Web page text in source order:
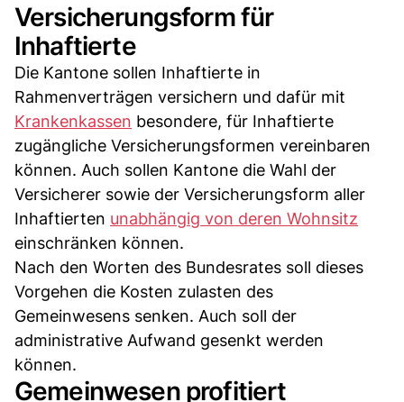
Versicherungsform für
Inhaftierte
Die Kantone sollen Inhaftierte in
Rahmenverträgen versichern und dafür mit
Krankenkassen besondere, für Inhaftierte
zugängliche Versicherungsformen vereinbaren
können. Auch sollen Kantone die Wahl der
Versicherer sowie der Versicherungsform aller
Inhaftierten unabhängig von deren Wohnsitz
einschränken können.
Nach den Worten des Bundesrates soll dieses
Vorgehen die Kosten zulasten des
Gemeinwesens senken. Auch soll der
administrative Aufwand gesenkt werden
können.
Gemeinwesen profitiert